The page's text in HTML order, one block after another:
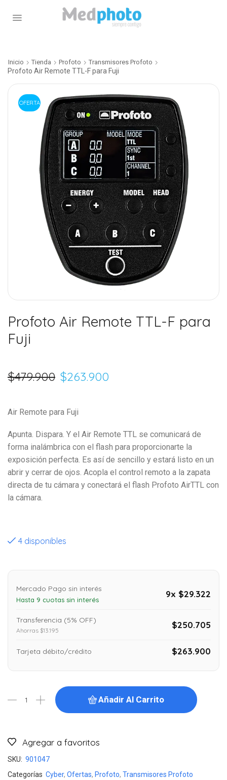
Inicio Tienda Profoto Transmisores Profoto
Profoto Air Remote TTL-F para Fuji
OFERTA
Profoto Air Remote TTL-F para
Fuji
$479.900 $263.900
Air Remote para Fuji
Apunta. Dispara. Y el Air Remote TTL se comunicará de
forma inalámbrica con el flash para proporcionarte la
exposición perfecta. Es así de sencillo y estará listo en un
abrir y cerrar de ojos. Acopla el control remoto a la zapata
directa de tu cámara y conectará el flash Profoto AirTTL con
la cámara.
4 disponibles
Mercado Pago sin interés
Hasta 9 cuotas sin interés
9x $29.322
Transferencia (5% OFF)
Ahorras $13.195
$250.705
Tarjeta débito/crédito $263.900
Añadir Al Carrito
Agregar a favoritos
SKU: 901047
Categorías Cyber, Ofertas, Profoto, Transmisores Profoto